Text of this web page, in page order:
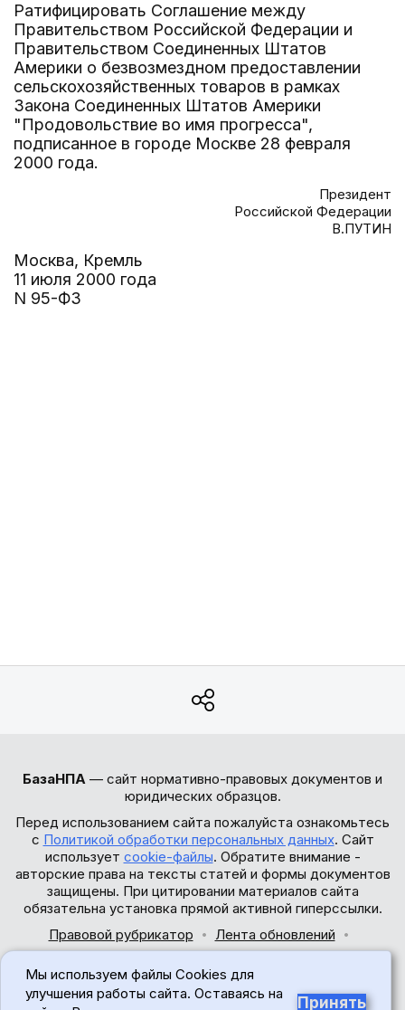
Ратифицировать Соглашение между
Правительством Российской Федерации и
Правительством Соединенных Штатов
Америки о безвозмездном предоставлении
сельскохозяйственных товаров в рамках
Закона Соединенных Штатов Америки
"Продовольствие во имя прогресса",
подписанное в городе Москве 28 февраля
2000 года.
Президент
Российской Федерации
В.ПУТИН
Москва, Кремль
11 июля 2000 года
N 95-ФЗ
БазаНПА — сайт нормативно-правовых документов и
юридических образцов.
Перед использованием сайта пожалуйста ознакомьтесь
с Политикой обработки персональных данных. Сайт
использует cookie-файлы. Обратите внимание -
авторские права на тексты статей и формы документов
защищены. При цитировании материалов сайта
обязательна установка прямой активной гиперссылки.
Правовой рубрикатор
Лента обновлений
© 2017-2026
Мы используем файлы Cookies для
улучшения работы сайта. Оставаясь на
Принять